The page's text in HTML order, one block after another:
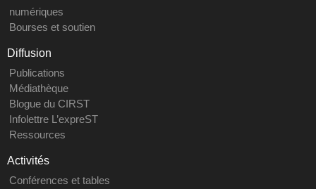
numériques
Bourses et soutien
Diffusion
Publications
Médiathèque
Blogue du CIRST
Infolettre L’expreST
Ressources
Activités
Conférences et tables